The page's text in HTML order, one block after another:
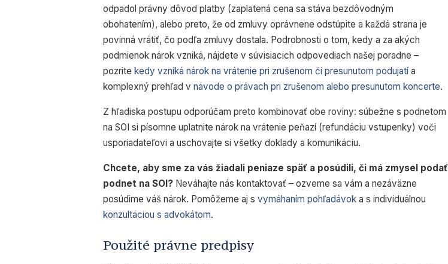
odpadol právny dôvod platby (zaplatená cena sa stáva bezdôvodným
obohatením), alebo preto, že od zmluvy oprávnene odstúpite a každá strana je
povinná vrátiť, čo podľa zmluvy dostala. Podrobnosti o tom, kedy a za akých
podmienok nárok vzniká, nájdete v súvisiacich odpovediach našej poradne –
pozrite kedy vzniká nárok na vrátenie pri zrušenom či presunutom podujatí a
komplexný prehľad v návode o právach pri zrušenom alebo presunutom koncerte.
Z hľadiska postupu odporúčam preto kombinovať obe roviny: súbežne s podnetom
na SOI si písomne uplatnite nárok na vrátenie peňazí (refundáciu vstupenky) voči
usporiadateľovi a uschovajte si všetky doklady a komunikáciu.
Chcete, aby sme za vás žiadali peniaze späť a posúdili, či má zmysel podať
podnet na SOI? Neváhajte nás kontaktovať – ozveme sa vám a nezáväzne
posúdime váš nárok. Pomôžeme aj s vymáhaním pohľadávok a s individuálnou
konzultáciou s advokátom.
Použité právne predpisy